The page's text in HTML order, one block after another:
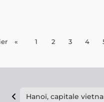
« 1 2 3 4
Hanoï, capitale